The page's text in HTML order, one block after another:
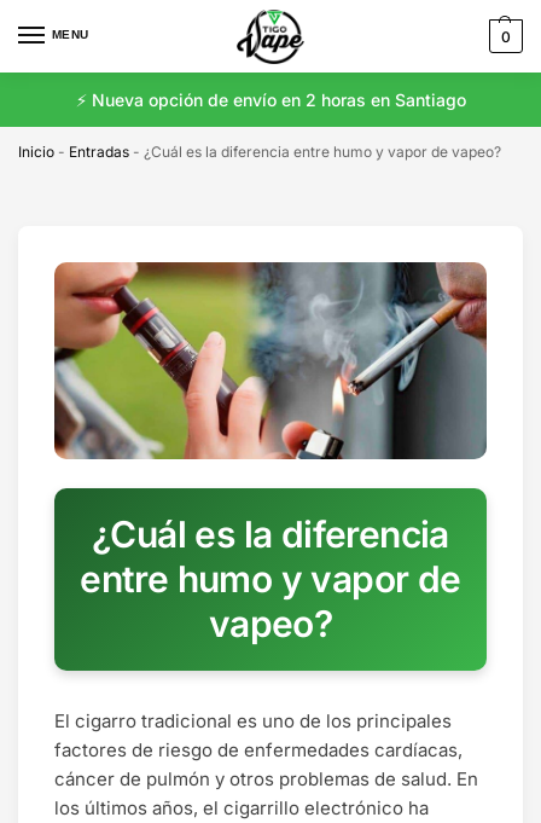
MENU 0
⚡️ Nueva opción de envío en 2 horas en Santiago
Inicio - Entradas - ¿Cuál es la diferencia entre humo y vapor de vapeo?
¿Cuál es la diferencia
entre humo y vapor de
vapeo?
El cigarro tradicional es uno de los principales
factores de riesgo de enfermedades cardíacas,
cáncer de pulmón y otros problemas de salud. En
los últimos años, el cigarrillo electrónico ha